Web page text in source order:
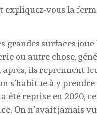
expliquez-vous la
grandes surfaces joue
ou autre chose,
ils reprennent
s’habitue à y prendre
été reprise en
On n’avait jamais